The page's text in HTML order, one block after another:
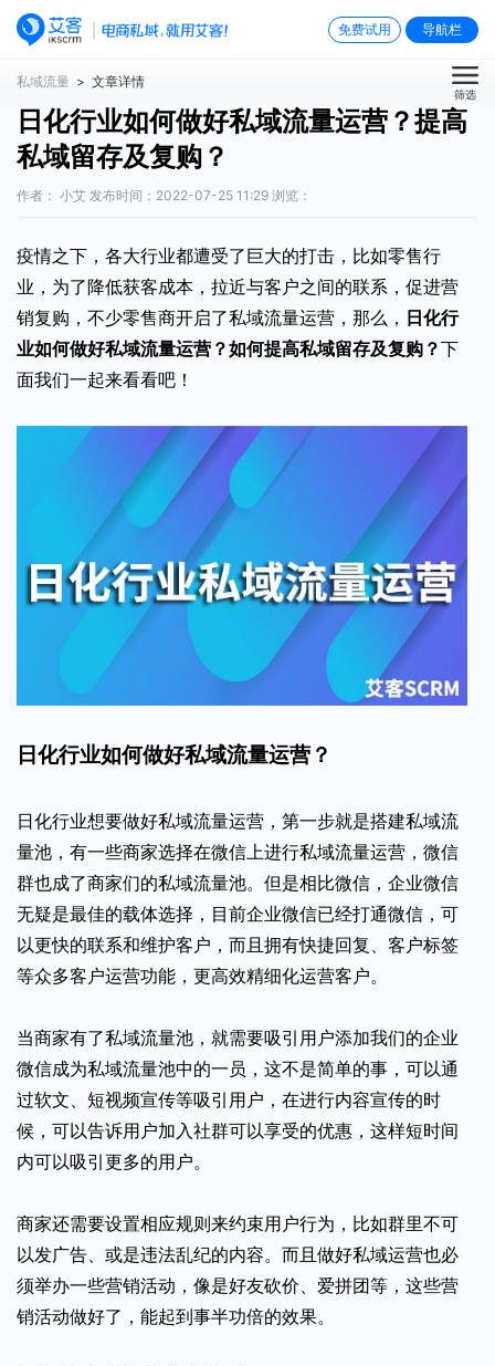
免费试用 导航栏
私域流量 > 文章详情
筛选
日化行业如何做好私域流量运营？提高
私域留存及复购？
作者： 小艾 发布时间：2022-07-25 11:29 浏览：
疫情之下，各大行业都遭受了巨大的打击，比如零售行
业，为了降低获客成本，拉近与客户之间的联系，促进营
销复购，不少零售商开启了私域流量运营，那么， 日化行
业如何做好私域流量运营 ？如何提高私域留存及复购？下
面我们一起来看看吧！
日化行业如何做好私域流量运营？
日化行业想要做好私域流量运营，第一步就是搭建私域流
量池，有一些商家选择在微信上进行私域流量运营，微信
群也成了商家们的私域流量池。但是相比微信，企业微信
无疑是最佳的载体选择，目前企业微信已经打通微信，可
以更快的联系和维护客户，而且拥有快捷回复、客户标签
等众多客户运营功能，更高效精细化运营客户。
当商家有了私域流量池，就需要吸引用户添加我们的企业
微信成为私域流量池中的一员，这不是简单的事，可以通
过软文、短视频宣传等吸引用户，在进行内容宣传的时
候，可以告诉用户加入社群可以享受的优惠，这样短时间
内可以吸引更多的用户。
商家还需要设置相应规则来约束用户行为，比如群里不可
以发广告、或是违法乱纪的内容。而且做好私域运营也必
须举办一些营销活动，像是好友砍价、爱拼团等，这些营
销活动做好了，能起到事半功倍的效果。